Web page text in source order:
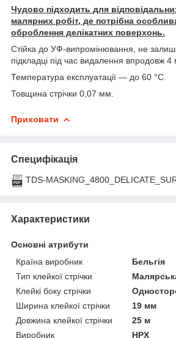
Чудово підходить для
малярних робіт, де потрібна
оброблення делікатних поверхонь.
Стійка до УФ-випромінювання, не
підкладці під час видалення впродовж 4
Температура експлуатації — до 60 °C.
Товщина стрічки 0,07 мм.
Приховати
Специфікація
TDS-
Характеристики
Основні атрибути
Країна виробник
Бельгія
Тип клейкої стрічки
Клейкі боку стрічки
Ширина клейкої стрічки
19 мм
Довжина клейкої стрічки
25 м
Виробник
HPX